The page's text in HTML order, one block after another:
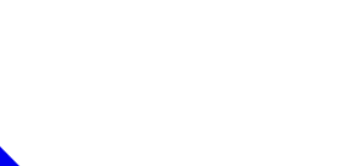
de declaratie. Op die manier kunt u
ziet u op de startpagina onder de